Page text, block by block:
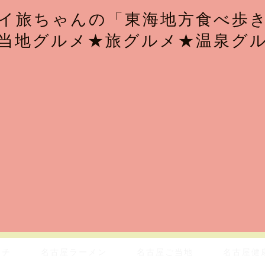
旅ちゃんの「東海地方食べ歩き
地グルメ★旅グルメ★温泉グ